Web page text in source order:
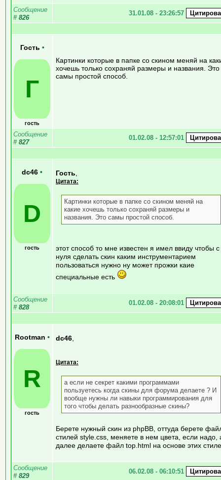
Сообщение
# 826
31.01.08 - 23:26:57
Гость •
Г
гость
Картинки которые в папке со скином меняй на
хочешь только сохраняй размеры и названия. Это
самы простой способ.
Сообщение
# 827
01.02.08 - 12:57:01
dc46 •
D
гость
Гость
Цитата:
Картинки которые в папке со скином меняй на
какие хочешь только сохраняй размеры и
названия. Это самы простой способ.
этот способ то мне известен я имел ввиду чтобы с
нуля сделать скин каким инструментарием
пользоваться нужно ну может прожки каие
специальные есть
Сообщение
# 828
01.02.08 - 20:08:01
Rootman •
R
гость
dc46
Цитата:
а если не секрет какими программами
пользуетесь когда скины для форума делаете ? И
вообще нужны ли навыки программирования для
того чтобы делать разнообразные скины?
Берете нужный скин из phpBB, оттуда берете
стилей style.css, меняете в нем цвета, если надо,
далее делаете файл top.html на основе этих
Сообщение
# 829
06.02.08 - 06:10:51